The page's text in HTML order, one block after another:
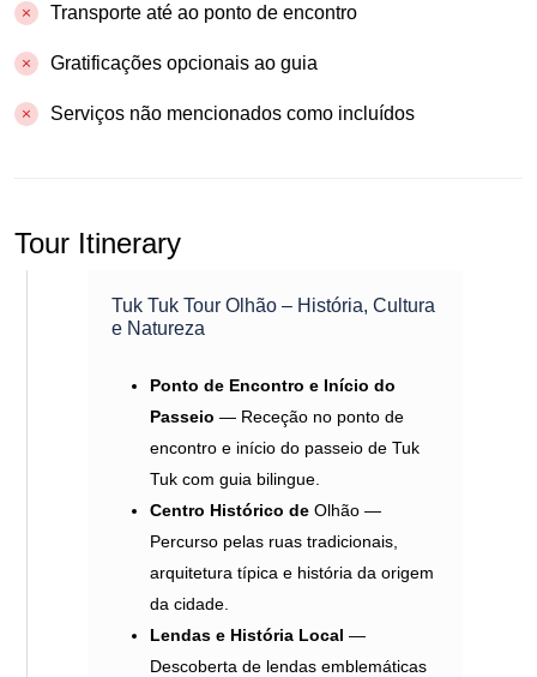
Transporte até ao ponto de encontro
Gratificações opcionais ao guia
Serviços não mencionados como incluídos
Tour Itinerary
Tuk Tuk Tour Olhão – História, Cultura
e Natureza
Ponto de Encontro e Início do
Passeio — Receção no ponto de
encontro e início do passeio de Tuk
Tuk com guia bilingue.
Centro Histórico de Olhão —
Percurso pelas ruas tradicionais,
arquitetura típica e história da origem
da cidade.
Lendas e História Local —
Descoberta de lendas emblemáticas